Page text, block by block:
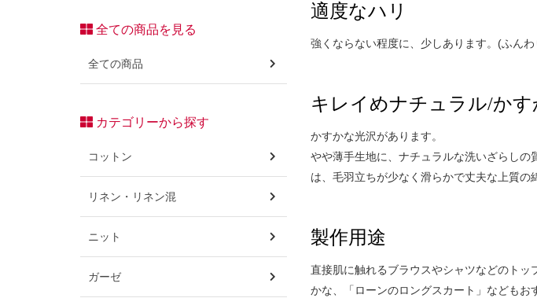
適度なハリ
強くならない程度に、少しあります。(ふん
キレイめナチュラル/かす
かすかな光沢があります。
やや薄手生地に、ナチュラルな洗いざらし
は、毛羽立ちが少なく滑らかで丈夫な上質の
製作用途
直接肌に触れるブラウスやシャツなどのト
かな、「ローンのロングスカート」などもお
全ての商品を見る
全ての商品
カテゴリーから探す
コットン
リネン・リネン混
ニット
ガーゼ